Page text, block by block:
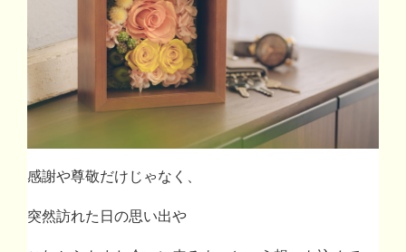
感謝や尊敬だけじゃなく、
突然訪れた日の思い出や